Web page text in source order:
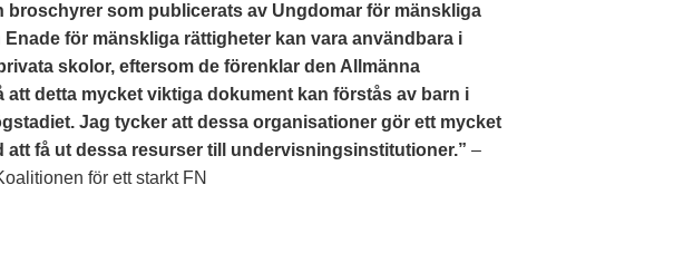
broschyrer som publicerats av Ungdomar för mänskliga
för mänskliga rättigheter kan vara användbara i
skolor, eftersom de förenklar den Allmänna
att detta mycket viktiga dokument kan förstås av barn i
Jag tycker att dessa organisationer gör ett mycket
att få ut dessa resurser till undervisningsinstitutioner.” –
för ett starkt FN